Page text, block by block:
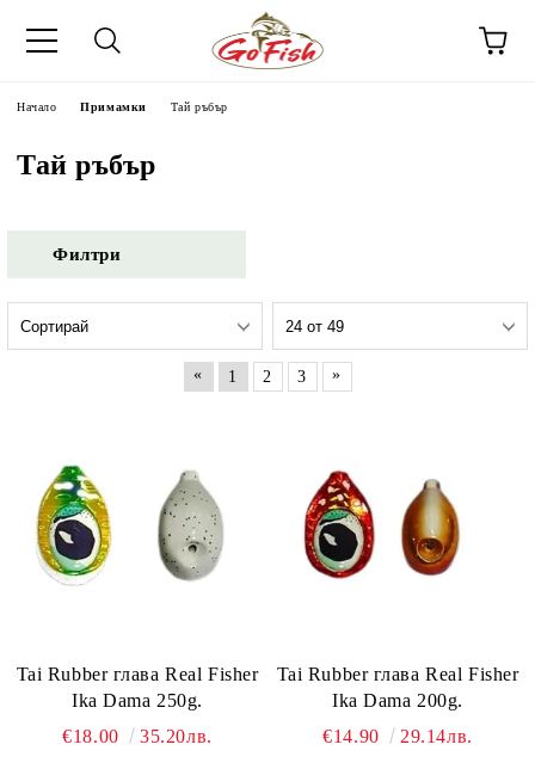
Начало Примамки Тай ръбър
Тай ръбър
Филтри
« 1 2 3 »
Tai Rubber глава Real Fisher
Ika Dama 250g.
€18.00
35.20лв.
Tai Rubber глава Real Fisher
Ika Dama 200g.
€14.90
29.14лв.